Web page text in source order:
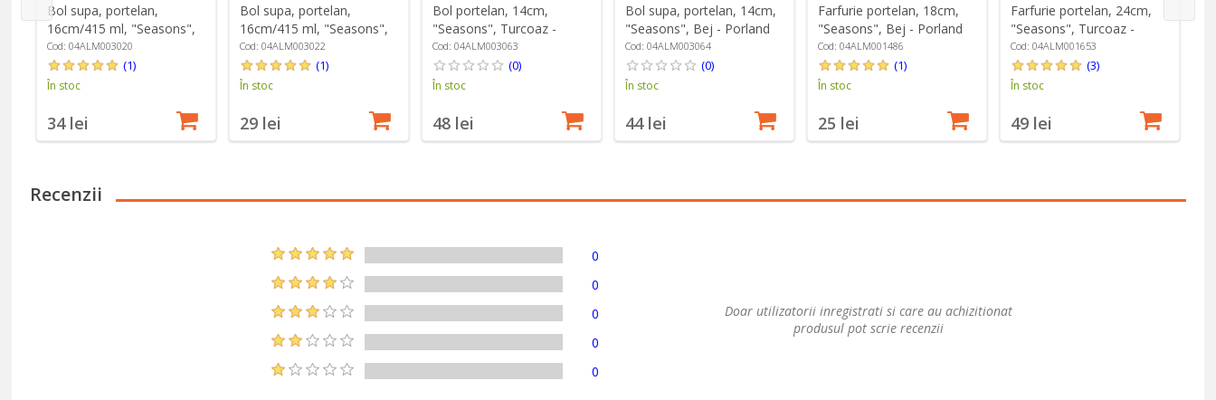
Bol supa, portelan,
16cm/415 ml, "Seasons",
Turcoaz - Porland
Cod: 04ALM003020
(1)
În stoc
34 lei
Bol supa, portelan,
16cm/415 ml, "Seasons",
Bej - Porland
Cod: 04ALM003022
(1)
În stoc
29 lei
Bol portelan, 14cm,
"Seasons", Turcoaz -
Porland
Cod: 04ALM003063
(0)
În stoc
48 lei
Bol supa, portelan, 14cm,
"Seasons", Bej - Porland
Cod: 04ALM003064
(0)
În stoc
44 lei
Farfurie portelan, 18cm,
"Seasons", Bej - Porland
Cod: 04ALM001486
(1)
În stoc
25 lei
Farfurie portelan, 24cm,
"Seasons", Turcoaz -
Porland
Cod: 04ALM001653
(3)
În stoc
49 lei
Recenzii
0
0
0
0
0
Doar utilizatorii inregistrati si care au achizitionat
produsul pot scrie recenzii